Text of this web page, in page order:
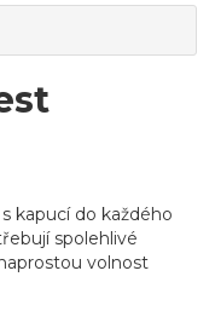
kapucí do každého
spolehlivé
volnost